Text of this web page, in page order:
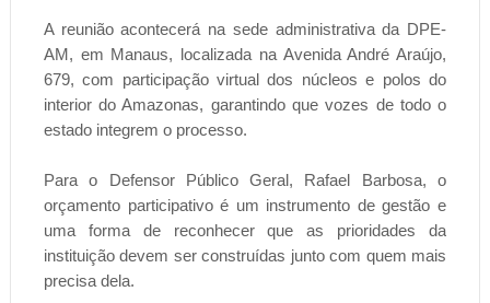
A reunião acontecerá na sede administrativa da DPE-
AM, em Manaus, localizada na Avenida André Araújo,
679, com participação virtual dos núcleos e polos do
interior do Amazonas, garantindo que vozes de todo o
estado integrem o processo.
Para o Defensor Público Geral, Rafael Barbosa, o
orçamento participativo é um instrumento de gestão e
uma forma de reconhecer que as prioridades da
instituição devem ser construídas junto com quem mais
precisa dela.